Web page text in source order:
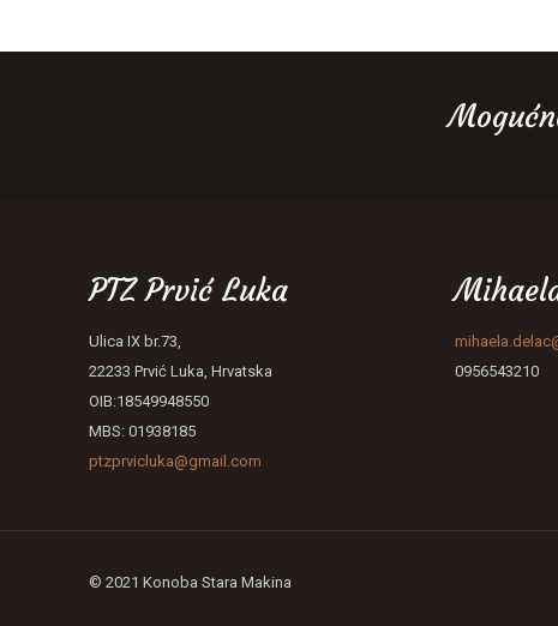
PTZ Prvić Luka
Ulica IX br.73,
22233 Prvić Luka, Hrvatska
OIB:18549948550
MBS: 01938185
ptzprvicluka@gmail.com
0956543210
© 2021 Konoba Stara Makina